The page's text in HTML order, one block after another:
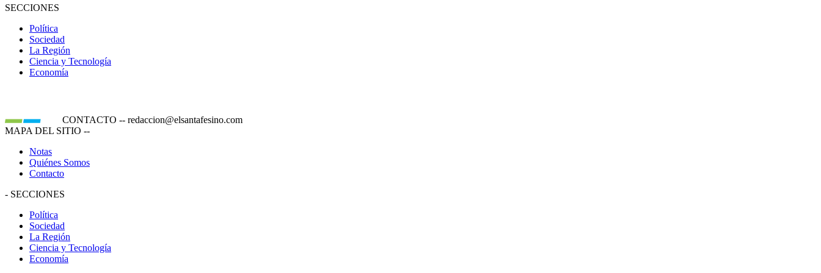
SECCIONES
Política
Sociedad
La Región
Ciencia y Tecnología
Economía
CONTACTO -- redaccion@elsantafesino.com
MAPA DEL SITIO --
Notas
Quiénes Somos
Contacto
- SECCIONES
Política
Sociedad
La Región
Ciencia y Tecnología
Economía